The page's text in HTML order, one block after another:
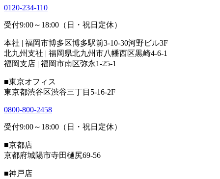
0120-234-110
受付9:00～18:00（日・祝日定休）
本社 | 福岡市博多区博多駅前3-10-30河野ビル3F
北九州支社 | 福岡県北九州市八幡西区黒崎4-6-1
福岡支店 | 福岡市南区弥永1-25-1
■東京オフィス
東京都渋谷区渋谷三丁目5-16-2F
0800-800-2458
受付9:00～18:00（日・祝日定休）
■京都店
京都府城陽市寺田樋尻69-56
■神戸店